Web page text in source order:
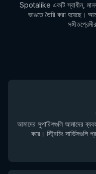
Spotalike একটি স্বাধীন,
ভাঙতে তৈরি করা হয়েছে।
আমাদের সুপারিশগুলি আমাদের
করে। স্ট্রিমিং সার্ভিসগুলি